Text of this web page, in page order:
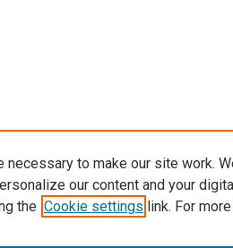
necessary to make our site work.
our content and your
the Cookie settings link. For